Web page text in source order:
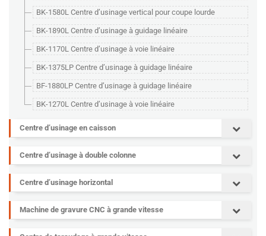
BK-1580L Centre d’usinage vertical pour coupe lourde
BK-1890L Centre d’usinage à guidage linéaire
BK-1170L Centre d’usinage à voie linéaire
BK-1375LP Centre d’usinage à guidage linéaire
BF-1880LP Centre d’usinage à guidage linéaire
BK-1270L Centre d’usinage à voie linéaire
Centre d’usinage en caisson
Centre d’usinage à double colonne
Centre d’usinage horizontal
Machine de gravure CNC à grande vitesse